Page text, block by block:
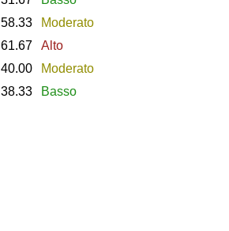
58.33
Moderato
61.67
Alto
40.00
Moderato
38.33 Basso